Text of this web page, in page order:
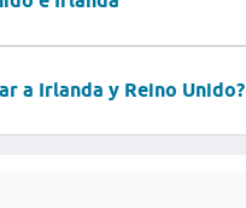
a Irlanda y Reino Unido?